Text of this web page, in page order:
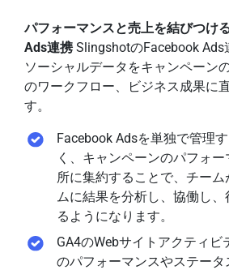
パフォーマンスと売上を結びつけ
Ads連携 SlingshotのFacebook Ads
ソーシャルデータをキャンペーン
のワークフロー、ビジネス成果に
す。
Facebook Adsを単独で管理
く、キャンペーンのパフォ
所に集約することで、チーム
ムに結果を分析し、協働し
るようになります。
GA4のWebサイトアクティビ
のパフォーマンスやステータ